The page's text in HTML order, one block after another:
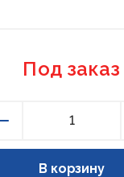
Под заказ
В корзину